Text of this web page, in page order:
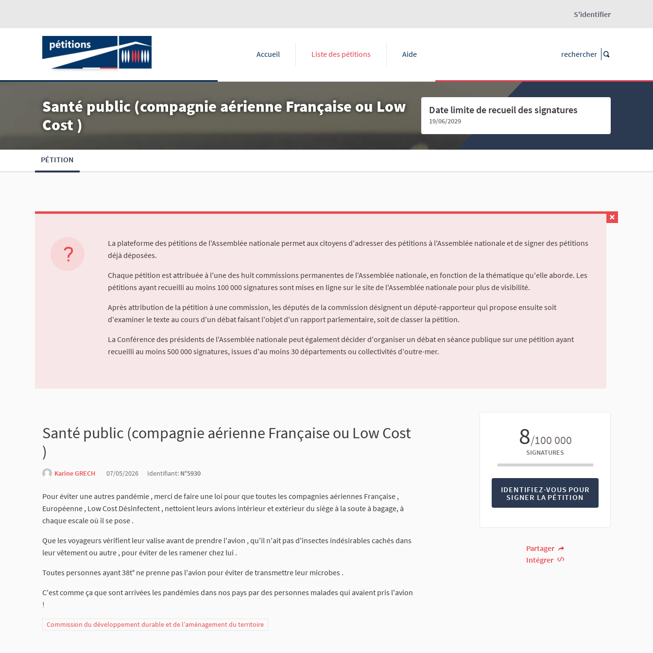
S'identifier
Accueil Liste des pétitions Aide
Santé public (compagnie aérienne Française ou Low
Cost )
Date limite de recueil des signatures
19/06/2029
PÉTITION
La plateforme des pétitions de l'Assemblée nationale permet aux citoyens d'adresser des pétitions à l'Assemblée nationale et de signer des pétitions
déjà déposées.
Chaque pétition est attribuée à l'une des huit commissions permanentes de l'Assemblée nationale, en fonction de la thématique qu'elle aborde. Les
pétitions ayant recueilli au moins 100 000 signatures sont mises en ligne sur le site de l'Assemblée nationale pour plus de visibilité.
Après attribution de la pétition à une commission, les députés de la commission désignent un député-rapporteur qui propose ensuite soit
d'examiner le texte au cours d'un débat faisant l'objet d'un rapport parlementaire, soit de classer la pétition.
La Conférence des présidents de l'Assemblée nationale peut également décider d'organiser un débat en séance publique sur une pétition ayant
recueilli au moins 500 000 signatures, issues d'au moins 30 départements ou collectivités d'outre-mer.
8/100 000
SIGNATURES
IDENTIFIEZ-VOUS POUR
SIGNER LA PÉTITION
Partager
Intégrer
Santé public (compagnie aérienne Française ou Low Cost
)
Karine GRECH 07/05/2026 Identifiant: N°5930
Pour éviter une autres pandémie , merci de faire une loi pour que toutes les compagnies aériennes Française ,
Européenne , Low Cost Désinfectent , nettoient leurs avions intérieur et extérieur du siège à la soute à bagage, à
chaque escale où il se pose .
Que les voyageurs vérifient leur valise avant de prendre l'avion , qu'il n'ait pas d'insectes indésirables cachés dans
leur vêtement ou autre , pour éviter de les ramener chez lui .
Toutes personnes ayant 38t° ne prenne pas l'avion pour éviter de transmettre leur microbes .
C'est comme ça que sont arrivées les pandémies dans nos pays par des personnes malades qui avaient pris l'avion
!
Commission du développement durable et de l’aménagement du territoire